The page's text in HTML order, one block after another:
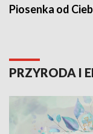
Piosenka od
PRZYRODA I